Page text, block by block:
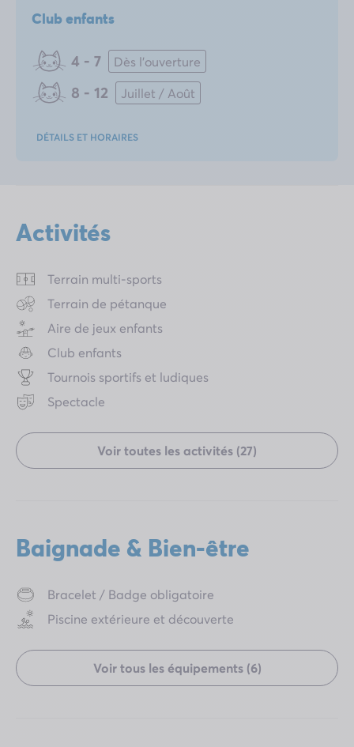
Club enfants
4 - 7 Dès l'ouverture
8 - 12 Juillet / Août
DÉTAILS ET HORAIRES
Activités
Terrain multi-sports
Terrain de pétanque
Aire de jeux enfants
Club enfants
Tournois sportifs et ludiques
Spectacle
Voir toutes les activités (27)
Baignade & Bien-être
Bracelet / Badge obligatoire
Piscine extérieure et découverte
Voir tous les équipements (6)